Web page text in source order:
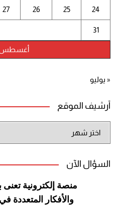
أغسطس
24
25
26
27
31
« يوليو
أرشيف الموقع
الموقع
السؤال الآن
منصة إلكترونية تعنى
والأفكار المتعددة